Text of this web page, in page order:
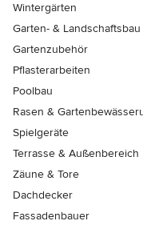
Wintergärten
Garten- & Landschaftsbau
Gartenzubehör
Pflasterarbeiten
Poolbau
Rasen &
Spielgeräte
Terrasse & Außenbereich
Zäune & Tore
Dachdecker
Fassadenbauer